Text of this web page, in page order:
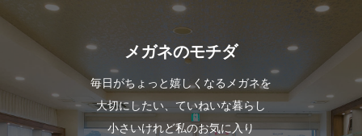
メガネのモチダ
毎日がちょっと嬉しくなるメガネを
大切にしたい、ていねいな暮らし
小さいけれど私のお気に入り